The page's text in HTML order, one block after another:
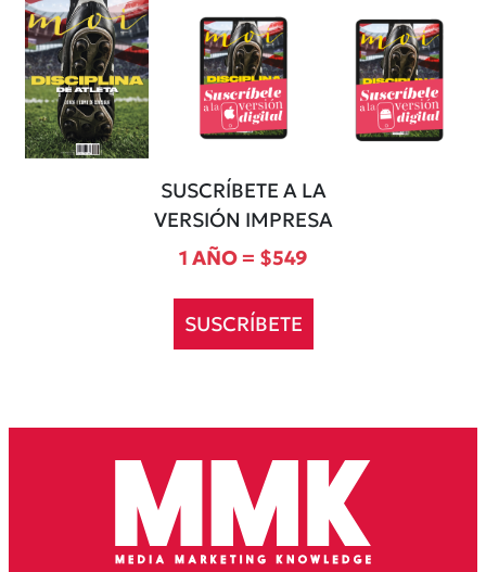
SUSCRÍBETE A LA
VERSIÓN IMPRESA
1 AÑO = $549
SUSCRÍBETE